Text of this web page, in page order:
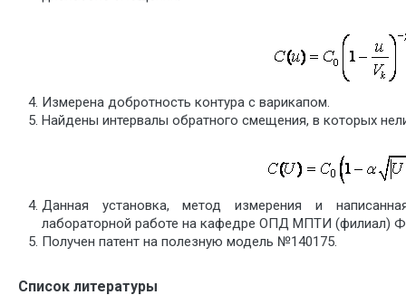
Измерена добротность контура с варикапом.
Найдены интервалы обратного смещения, в которых
Данная установка, метод измерения и
лабораторной работе на кафедре ОПД МПТИ
Получен патент на полезную модель №140175.
Список литературы